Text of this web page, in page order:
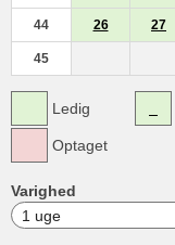
44 26 27
45
Ledig
Optaget
Varighed